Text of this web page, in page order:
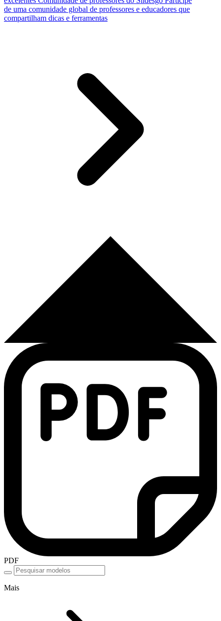
de uma comunidade global de professores e educadores que
compartilham dicas e ferramentas
PDF
Mais